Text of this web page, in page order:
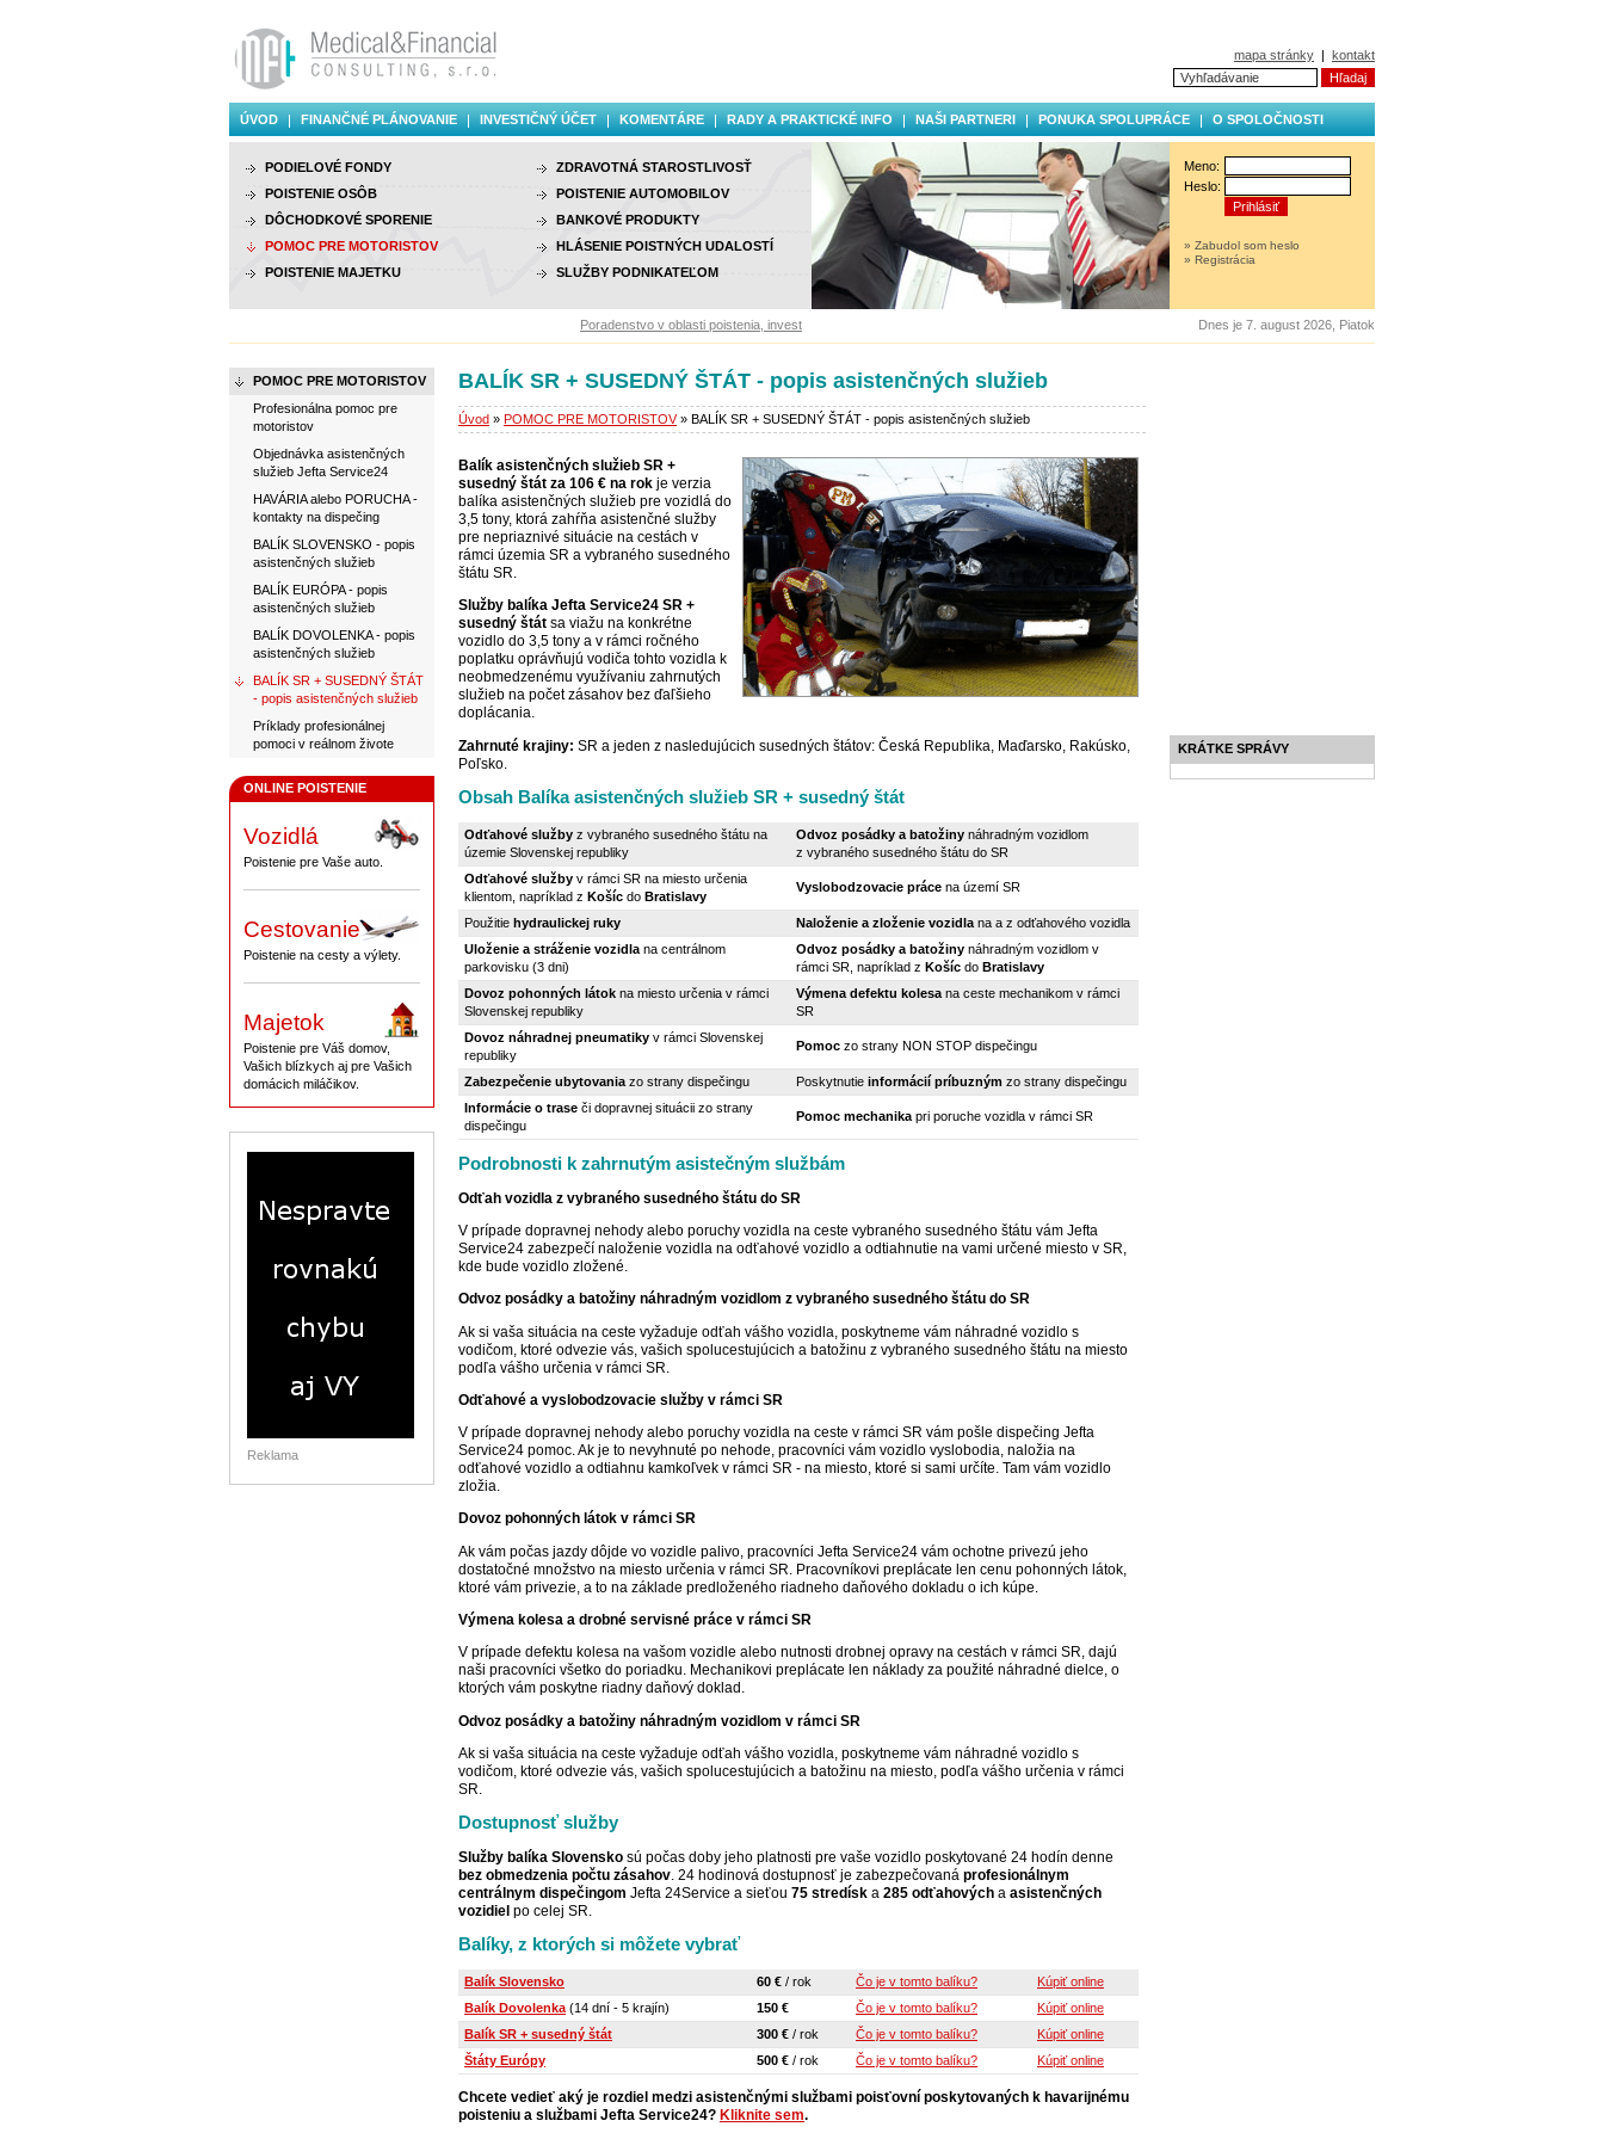
mapa stránky | kontakt
ÚVOD FINANČNÉ PLÁNOVANIE INVESTIČNÝ ÚČET KOMENTÁRE RADY A PRAKTICKÉ INFO NAŠI PARTNERI PONUKA SPOLUPRÁCE O SPOLOČNOSTI
PODIELOVÉ FONDY
POISTENIE OSÔB
DÔCHODKOVÉ SPORENIE
POMOC PRE MOTORISTOV
POISTENIE MAJETKU
ZDRAVOTNÁ STAROSTLIVOSŤ
POISTENIE AUTOMOBILOV
BANKOVÉ PRODUKTY
HLÁSENIE POISTNÝCH UDALOSTÍ
SLUŽBY PODNIKATEĽOM
Meno:
Heslo:
» Zabudol som heslo
» Registrácia
Poradenstvo v oblasti poistenia, investovania a finančných služieb. Dnes je 7. august 2026, Piatok
POMOC PRE MOTORISTOV
Profesionálna pomoc pre
motoristov
Objednávka asistenčných
služieb Jefta Service24
HAVÁRIA alebo PORUCHA -
kontakty na dispečing
BALÍK SLOVENSKO - popis
asistenčných služieb
BALÍK EURÓPA - popis
asistenčných služieb
BALÍK DOVOLENKA - popis
asistenčných služieb
BALÍK SR + SUSEDNÝ ŠTÁT
- popis asistenčných služieb
Príklady profesionálnej
pomoci v reálnom živote
ONLINE POISTENIE
Vozidlá
Poistenie pre Vaše auto.
Cestovanie
Poistenie na cesty a výlety.
Majetok
Poistenie pre Váš domov,
Vašich blízkych aj pre Vašich
domácich miláčikov.
Reklama
BALÍK SR + SUSEDNÝ ŠTÁT - popis asistenčných služieb
Úvod » POMOC PRE MOTORISTOV» BALÍK SR + SUSEDNÝ ŠTÁT - popis asistenčných služieb
Balík asistenčných služieb SR +
susedný štát za 106 € na rok je verzia
balíka asistenčných služieb pre vozidlá do
3,5 tony, ktorá zahŕňa asistenčné služby
pre nepriaznivé situácie na cestách v
rámci územia SR a vybraného susedného
štátu SR.
Služby balíka Jefta Service24 SR +
susedný štát sa viažu na konkrétne
vozidlo do 3,5 tony a v rámci ročného
poplatku oprávňujú vodiča tohto vozidla k
neobmedzenému využívaniu zahrnutých
služieb na počet zásahov bez ďaľšieho
doplácania.
Zahrnuté krajiny: SR a jeden z nasledujúcich susedných štátov: Česká Republika, Maďarsko, Rakúsko,
Poľsko.
Obsah Balíka asistenčných služieb SR + susedný štát
Odťahové služby z vybraného susedného štátu na
územie Slovenskej republiky
Odvoz posádky a batožiny náhradným vozidlom
z vybraného susedného štátu do SR
Odťahové služby v rámci SR na miesto určenia
klientom, napríklad z Košíc do Bratislavy
Vyslobodzovacie práce na území SR
Použitie hydraulickej ruky Naloženie a zloženie vozidla na a z odťahového vozidla
Uloženie a stráženie vozidla na centrálnom
parkovisku (3 dni)
Odvoz posádky a batožiny náhradným vozidlom v
rámci SR, napríklad z Košíc do Bratislavy
Dovoz pohonných látok na miesto určenia v rámci
Slovenskej republiky
Výmena defektu kolesa na ceste mechanikom v rámci
SR
Dovoz náhradnej pneumatiky v rámci Slovenskej
republiky
Pomoc zo strany NON STOP dispečingu
Zabezpečenie ubytovania zo strany dispečingu Poskytnutie informácií príbuzným zo strany dispečingu
Informácie o trase či dopravnej situácii zo strany
dispečingu
Pomoc mechanika pri poruche vozidla v rámci SR
Podrobnosti k zahrnutým asistečným službám
Odťah vozidla z vybraného susedného štátu do SR
V prípade dopravnej nehody alebo poruchy vozidla na ceste vybraného susedného štátu vám Jefta
Service24 zabezpečí naloženie vozidla na odťahové vozidlo a odtiahnutie na vami určené miesto v SR,
kde bude vozidlo zložené.
Odvoz posádky a batožiny náhradným vozidlom z vybraného susedného štátu do SR
Ak si vaša situácia na ceste vyžaduje odťah vášho vozidla, poskytneme vám náhradné vozidlo s
vodičom, ktoré odvezie vás, vašich spolucestujúcich a batožinu z vybraného susedného štátu na miesto
podľa vášho určenia v rámci SR.
Odťahové a vyslobodzovacie služby v rámci SR
V prípade dopravnej nehody alebo poruchy vozidla na ceste v rámci SR vám pošle dispečing Jefta
Service24 pomoc. Ak je to nevyhnuté po nehode, pracovníci vám vozidlo vyslobodia, naložia na
odťahové vozidlo a odtiahnu kamkoľvek v rámci SR - na miesto, ktoré si sami určíte. Tam vám vozidlo
zložia.
Dovoz pohonných látok v rámci SR
Ak vám počas jazdy dôjde vo vozidle palivo, pracovníci Jefta Service24 vám ochotne privezú jeho
dostatočné množstvo na miesto určenia v rámci SR. Pracovníkovi preplácate len cenu pohonných látok,
ktoré vám privezie, a to na základe predloženého riadneho daňového dokladu o ich kúpe.
Výmena kolesa a drobné servisné práce v rámci SR
V prípade defektu kolesa na vašom vozidle alebo nutnosti drobnej opravy na cestách v rámci SR, dajú
naši pracovníci všetko do poriadku. Mechanikovi preplácate len náklady za použité náhradné dielce, o
ktorých vám poskytne riadny daňový doklad.
Odvoz posádky a batožiny náhradným vozidlom v rámci SR
Ak si vaša situácia na ceste vyžaduje odťah vášho vozidla, poskytneme vám náhradné vozidlo s
vodičom, ktoré odvezie vás, vašich spolucestujúcich a batožinu na miesto, podľa vášho určenia v rámci
SR.
Dostupnosť služby
Služby balíka Slovensko sú počas doby jeho platnosti pre vaše vozidlo poskytované 24 hodín denne
bez obmedzenia počtu zásahov . 24 hodinová dostupnosť je zabezpečovaná profesionálnym
centrálnym dispečingom Jefta 24Service a sieťou 75 stredísk a 285 odťahových a asistenčných
vozidiel po celej SR.
Balíky, z ktorých si môžete vybrať
Balík Slovensko 60 € / rok Čo je v tomto balíku?
Kúpiť online
Balík Dovolenka (14 dní - 5 krajín) 150 € Čo je v tomto balíku?
Kúpiť online
Balík SR + susedný štát
300 € / rok Čo je v tomto balíku?
Kúpiť online
Štáty Európy
500 € / rok Čo je v tomto balíku? Kúpiť online
Chcete vedieť aký je rozdiel medzi asistenčnými službami poisťovní poskytovaných k havarijnému
poisteniu a službami Jefta Service24? Kliknite sem.
KRÁTKE SPRÁVY